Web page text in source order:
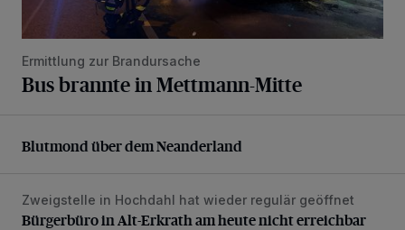
Ermittlung zur Brandursache
Bus brannte in Mettmann-Mitte
Blutmond über dem Neanderland
Blutmond über dem Neanderland
Bürgerbüro in Alt-Erkrath am heute nicht erreichbar
Zweigstelle in Hochdahl hat wieder regulär geöffnet
Bürgerbüro in Alt-Erkrath am heute nicht erreichbar